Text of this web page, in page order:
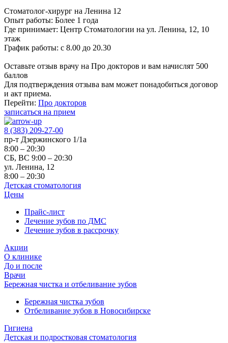
Стоматолог-хирург на Ленина 12
Опыт работы: Более 1 года
Где принимает: Центр Стоматологии на ул. Ленина, 12, 10
этаж
График работы: с 8.00 до 20.30
Оставьте отзыв врачу на Про докторов и вам начислят 500
баллов
Для подтверждения отзыва вам может понадобиться договор
и акт приема.
Перейти: Про докторов
записаться на прием
8 (383) 209-27-00
пр-т Дзержинского 1/1а
8:00 – 20:30
СБ, ВС 9:00 – 20:30
ул. Ленина, 12
8:00 – 20:30
Детская стоматология
Цены
Прайс-лист
Лечение зубов по ДМС
Лечение зубов в рассрочку
Акции
О клинике
До и после
Врачи
Бережная чистка и отбеливание зубов
Бережная чистка зубов
Отбеливание зубов в Новосибирске
Гигиена
Детская и подростковая стоматология